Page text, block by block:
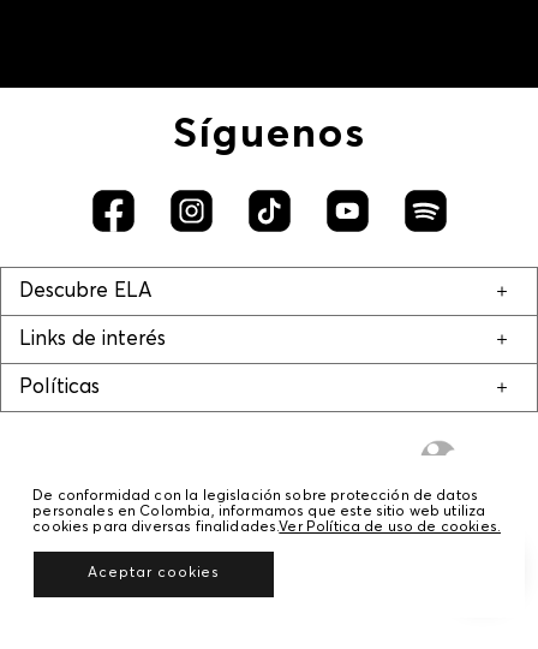
Síguenos
Descubre ELA
Links de interés
Políticas
© COPYRIGHT 2020 STF GROUP S.A. TODOS LOS DERECHOS RESERVADOS.
De conformidad con la legislación sobre protección de datos
personales en Colombia, informamos que este sitio web utiliza
cookies para diversas finalidades.Ver Política de uso de cookies.
Aceptar cookies